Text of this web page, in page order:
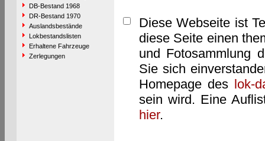
DB-Bestand 1968
DR-Bestand 1970
Auslandsbestände
Lokbestandslisten
Erhaltene Fahrzeuge
Zerlegungen
Diese Webseite ist
diese Seite einen
und Fotosammlung
Sie sich
Homepage des lok-
sein wird. Eine
hier.